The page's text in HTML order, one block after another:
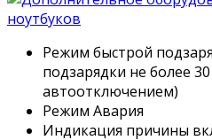
Режим быстрой
подзарядки не более
автоотключением)
Режим Авария
Индикация причины